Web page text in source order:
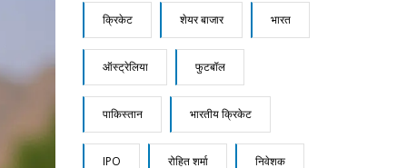
क्रिकेट शेयर बाजार भारत
ऑस्ट्रेलिया फुटबॉल
पाकिस्तान भारतीय क्रिकेट
IPO रोहित शर्मा निवेशक